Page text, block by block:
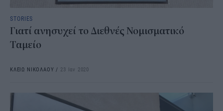
STORIES
Γιατί ανησυχεί το Διεθνές Νομισματικό
Ταμείο
ΚΛΕΙΩ ΝΙΚΟΛΑΟΥ / 23 Ιαν 2020